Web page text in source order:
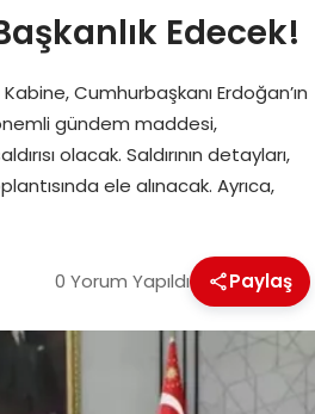
Edecek!
Cumhurbaşkanı Erdoğan’ın
gündem maddesi,
olacak. Saldırının detayları,
ele alınacak. Ayrıca,
0 Yorum Yapıldı Paylaş